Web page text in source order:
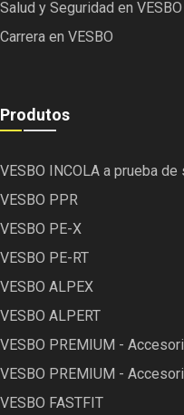
Salud y Seguridad en VESBO
Carrera en VESBO
Produtos
VESBO INCOLA a prueba de
VESBO PPR
VESBO PE-X
VESBO PE-RT
VESBO ALPEX
VESBO ALPERT
VESBO PREMIUM -
VESBO PREMIUM -
VESBO FASTFIT